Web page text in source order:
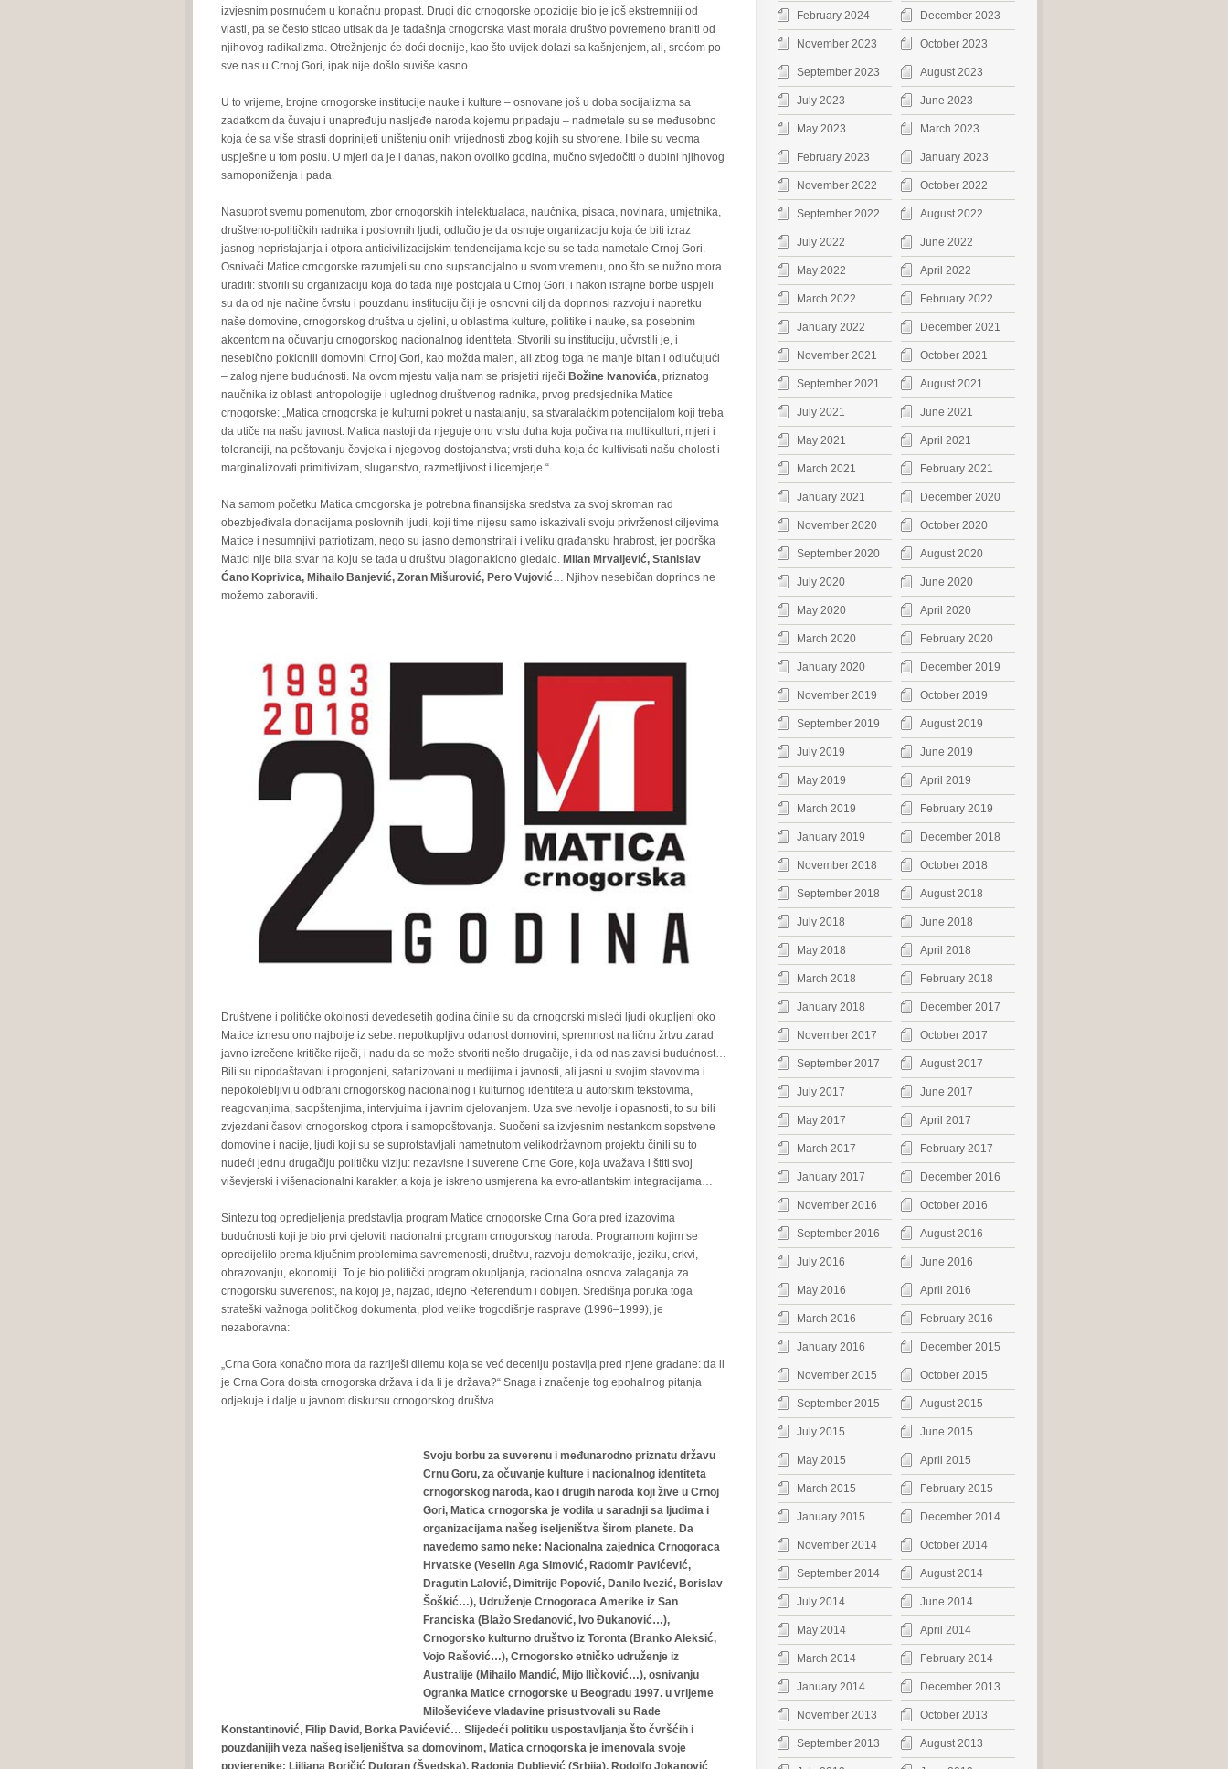
izvjesnim posrnućem u konačnu propast. Drugi dio crnogorske opozicije bio je još ekstremniji od
vlasti, pa se često sticao utisak da je tadašnja crnogorska vlast morala društvo povremeno braniti od
njihovog radikalizma. Otrežnjenje će doći docnije, kao što uvijek dolazi sa kašnjenjem, ali, srećom po
sve nas u Crnoj Gori, ipak nije došlo suviše kasno.
U to vrijeme, brojne crnogorske institucije nauke i kulture – osnovane još u doba socijalizma sa
zadatkom da čuvaju i unapređuju nasljeđe naroda kojemu pripadaju – nadmetale su se međusobno
koja će sa više strasti doprinijeti uništenju onih vrijednosti zbog kojih su stvorene. I bile su veoma
uspješne u tom poslu. U mjeri da je i danas, nakon ovoliko godina, mučno svjedočiti o dubini njihovog
samoponiženja i pada.
Nasuprot svemu pomenutom, zbor crnogorskih intelektualaca, naučnika, pisaca, novinara, umjetnika,
društveno-političkih radnika i poslovnih ljudi, odlučio je da osnuje organizaciju koja će biti izraz
jasnog nepristajanja i otpora anticivilizacijskim tendencijama koje su se tada nametale Crnoj Gori.
Osnivači Matice crnogorske razumjeli su ono supstancijalno u svom vremenu, ono što se nužno mora
uraditi: stvorili su organizaciju koja do tada nije postojala u Crnoj Gori, i nakon istrajne borbe uspjeli
su da od nje načine čvrstu i pouzdanu instituciju čiji je osnovni cilj da doprinosi razvoju i napretku
naše domovine, crnogorskog društva u cjelini, u oblastima kulture, politike i nauke, sa posebnim
akcentom na očuvanju crnogorskog nacionalnog identiteta. Stvorili su instituciju, učvrstili je, i
nesebično poklonili domovini Crnoj Gori, kao možda malen, ali zbog toga ne manje bitan i odlučujući
– zalog njene budućnosti. Na ovom mjestu valja nam se prisjetiti riječi Božine Ivanovića, priznatog
naučnika iz oblasti antropologije i uglednog društvenog radnika, prvog predsjednika Matice
crnogorske: „Matica crnogorska je kulturni pokret u nastajanju, sa stvaralačkim potencijalom koji treba
da utiče na našu javnost. Matica nastoji da njeguje onu vrstu duha koja počiva na multikulturi, mjeri i
toleranciji, na poštovanju čovjeka i njegovog dostojanstva; vrsti duha koja će kultivisati našu oholost i
marginalizovati primitivizam, sluganstvo, razmetljivost i licemjerje.“
Na samom početku Matica crnogorska je potrebna finansijska sredstva za svoj skroman rad
obezbjeđivala donacijama poslovnih ljudi, koji time nijesu samo iskazivali svoju privrženost ciljevima
Matice i nesumnjivi patriotizam, nego su jasno demonstrirali i veliku građansku hrabrost, jer podrška
Matici nije bila stvar na koju se tada u društvu blagonaklono gledalo. Milan Mrvaljević, Stanislav
Ćano Koprivica, Mihailo Banjević, Zoran Mišurović, Pero Vujović… Njihov nesebičan doprinos ne
možemo zaboraviti.
Društvene i političke okolnosti devedesetih godina činile su da crnogorski misleći ljudi okupljeni oko
Matice iznesu ono najbolje iz sebe: nepotkupljivu odanost domovini, spremnost na ličnu žrtvu zarad
javno izrečene kritičke riječi, i nadu da se može stvoriti nešto drugačije, i da od nas zavisi budućnost…
Bili su nipodaštavani i progonjeni, satanizovani u medijima i javnosti, ali jasni u svojim stavovima i
nepokolebljivi u odbrani crnogorskog nacionalnog i kulturnog identiteta u autorskim tekstovima,
reagovanjima, saopštenjima, intervjuima i javnim djelovanjem. Uza sve nevolje i opasnosti, to su bili
zvjezdani časovi crnogorskog otpora i samopoštovanja. Suočeni sa izvjesnim nestankom sopstvene
domovine i nacije, ljudi koji su se suprotstavljali nametnutom velikodržavnom projektu činili su to
nudeći jednu drugačiju političku viziju: nezavisne i suverene Crne Gore, koja uvažava i štiti svoj
viševjerski i višenacionalni karakter, a koja je iskreno usmjerena ka evro-atlantskim integracijama…
Sintezu tog opredjeljenja predstavlja program Matice crnogorske Crna Gora pred izazovima
budućnosti koji je bio prvi cjeloviti nacionalni program crnogorskog naroda. Programom kojim se
opredijelilo prema ključnim problemima savremenosti, društvu, razvoju demokratije, jeziku, crkvi,
obrazovanju, ekonomiji. To je bio politički program okupljanja, racionalna osnova zalaganja za
crnogorsku suverenost, na kojoj je, najzad, idejno Referendum i dobijen. Središnja poruka toga
strateški važnoga političkog dokumenta, plod velike trogodišnje rasprave (1996–1999), je
nezaboravna:
„Crna Gora konačno mora da razriješi dilemu koja se već deceniju postavlja pred njene građane: da li
je Crna Gora doista crnogorska država i da li je država?“ Snaga i značenje tog epohalnog pitanja
odjekuje i dalje u javnom diskursu crnogorskog društva.
Svoju borbu za suverenu i međunarodno priznatu državu
Crnu Goru, za očuvanje kulture i nacionalnog identiteta
crnogorskog naroda, kao i drugih naroda koji žive u Crnoj
Gori, Matica crnogorska je vodila u saradnji sa ljudima i
organizacijama našeg iseljeništva širom planete. Da
navedemo samo neke: Nacionalna zajednica Crnogoraca
Hrvatske (Veselin Aga Simović, Radomir Pavićević,
Dragutin Lalović, Dimitrije Popović, Danilo Ivezić, Borislav
Šoškić…), Udruženje Crnogoraca Amerike iz San
Franciska (Blažo Sredanović, Ivo Đukanović…),
Crnogorsko kulturno društvo iz Toronta (Branko Aleksić,
Vojo Rašović…), Crnogorsko etničko udruženje iz
Australije (Mihailo Mandić, Mijo Iličković…), osnivanju
Ogranka Matice crnogorske u Beogradu 1997. u vrijeme
Miloševićeve vladavine prisustvovali su Rade
Konstantinović, Filip David, Borka Pavićević… Slijedeći politiku uspostavljanja što čvršćih i
pouzdanijih veza našeg iseljeništva sa domovinom, Matica crnogorska je imenovala svoje
povjerenike: Ljiljana Boričić Dufgran (Švedska), Radonja Dubljević (Srbija), Rodolfo Jokanović
February 2024 December 2023
November 2023 October 2023
September 2023 August 2023
July 2023 June 2023
May 2023 March 2023
February 2023 January 2023
November 2022 October 2022
September 2022 August 2022
July 2022 June 2022
May 2022 April 2022
March 2022 February 2022
January 2022 December 2021
November 2021 October 2021
September 2021 August 2021
July 2021 June 2021
May 2021 April 2021
March 2021 February 2021
January 2021 December 2020
November 2020 October 2020
September 2020 August 2020
July 2020 June 2020
May 2020 April 2020
March 2020 February 2020
January 2020 December 2019
November 2019 October 2019
September 2019 August 2019
July 2019 June 2019
May 2019 April 2019
March 2019 February 2019
January 2019 December 2018
November 2018 October 2018
September 2018 August 2018
July 2018 June 2018
May 2018 April 2018
March 2018 February 2018
January 2018 December 2017
November 2017 October 2017
September 2017 August 2017
July 2017 June 2017
May 2017 April 2017
March 2017 February 2017
January 2017 December 2016
November 2016 October 2016
September 2016 August 2016
July 2016 June 2016
May 2016 April 2016
March 2016 February 2016
January 2016 December 2015
November 2015 October 2015
September 2015 August 2015
July 2015 June 2015
May 2015 April 2015
March 2015 February 2015
January 2015 December 2014
November 2014 October 2014
September 2014 August 2014
July 2014 June 2014
May 2014 April 2014
March 2014 February 2014
January 2014 December 2013
November 2013 October 2013
September 2013 August 2013